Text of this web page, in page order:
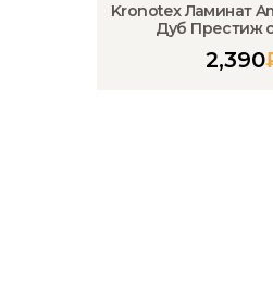
Kronotex Ламинат
Дуб Престиж
2,390